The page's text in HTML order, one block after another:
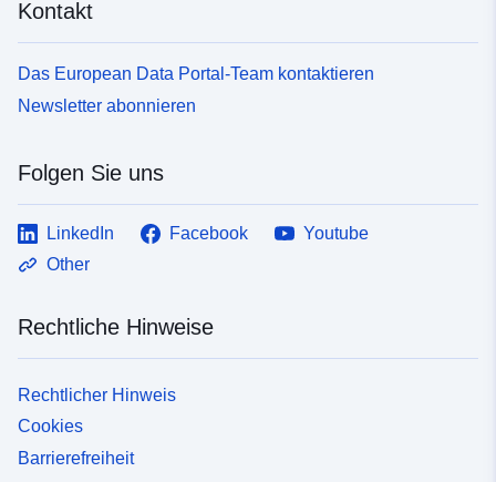
Kontakt
Das European Data Portal-Team kontaktieren
Newsletter abonnieren
Folgen Sie uns
LinkedIn Facebook
Youtube
Other
Rechtliche Hinweise
Rechtlicher Hinweis
Cookies
Barrierefreiheit